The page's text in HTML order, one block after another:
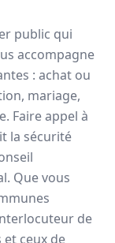
public qui
accompagne
: achat ou
mariage,
Faire appel à
la sécurité
Que vous
de
ceux de